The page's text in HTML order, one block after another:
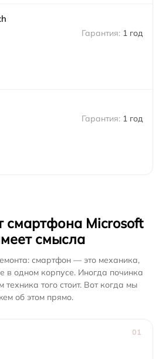
1 год
1 год
смартфона Microsoft
смысла
смартфон — это механика,
в одном корпусе. Иногда починка
того стоит. Вот когда мы
об этом прямо.
01